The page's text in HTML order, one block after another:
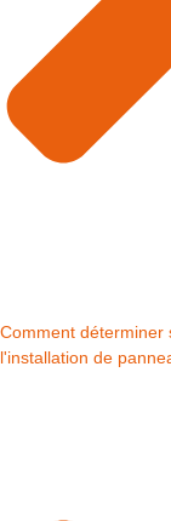
Comment déterminer
l'installation de